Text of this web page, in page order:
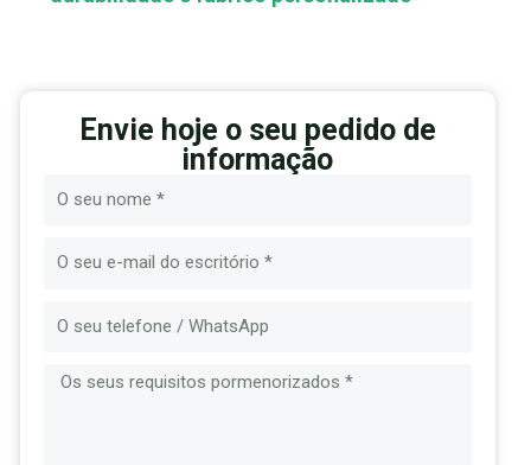
Envie hoje o seu pedido de
informação
Nome
E-
Mensagem